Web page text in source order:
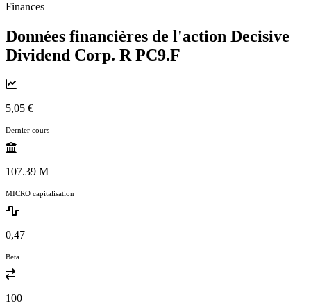
Finances
Données financières de l'action Decisive
Dividend Corp. R PC9.F
5,05 €
Dernier cours
107.39 M
MICRO capitalisation
0,47
Beta
100